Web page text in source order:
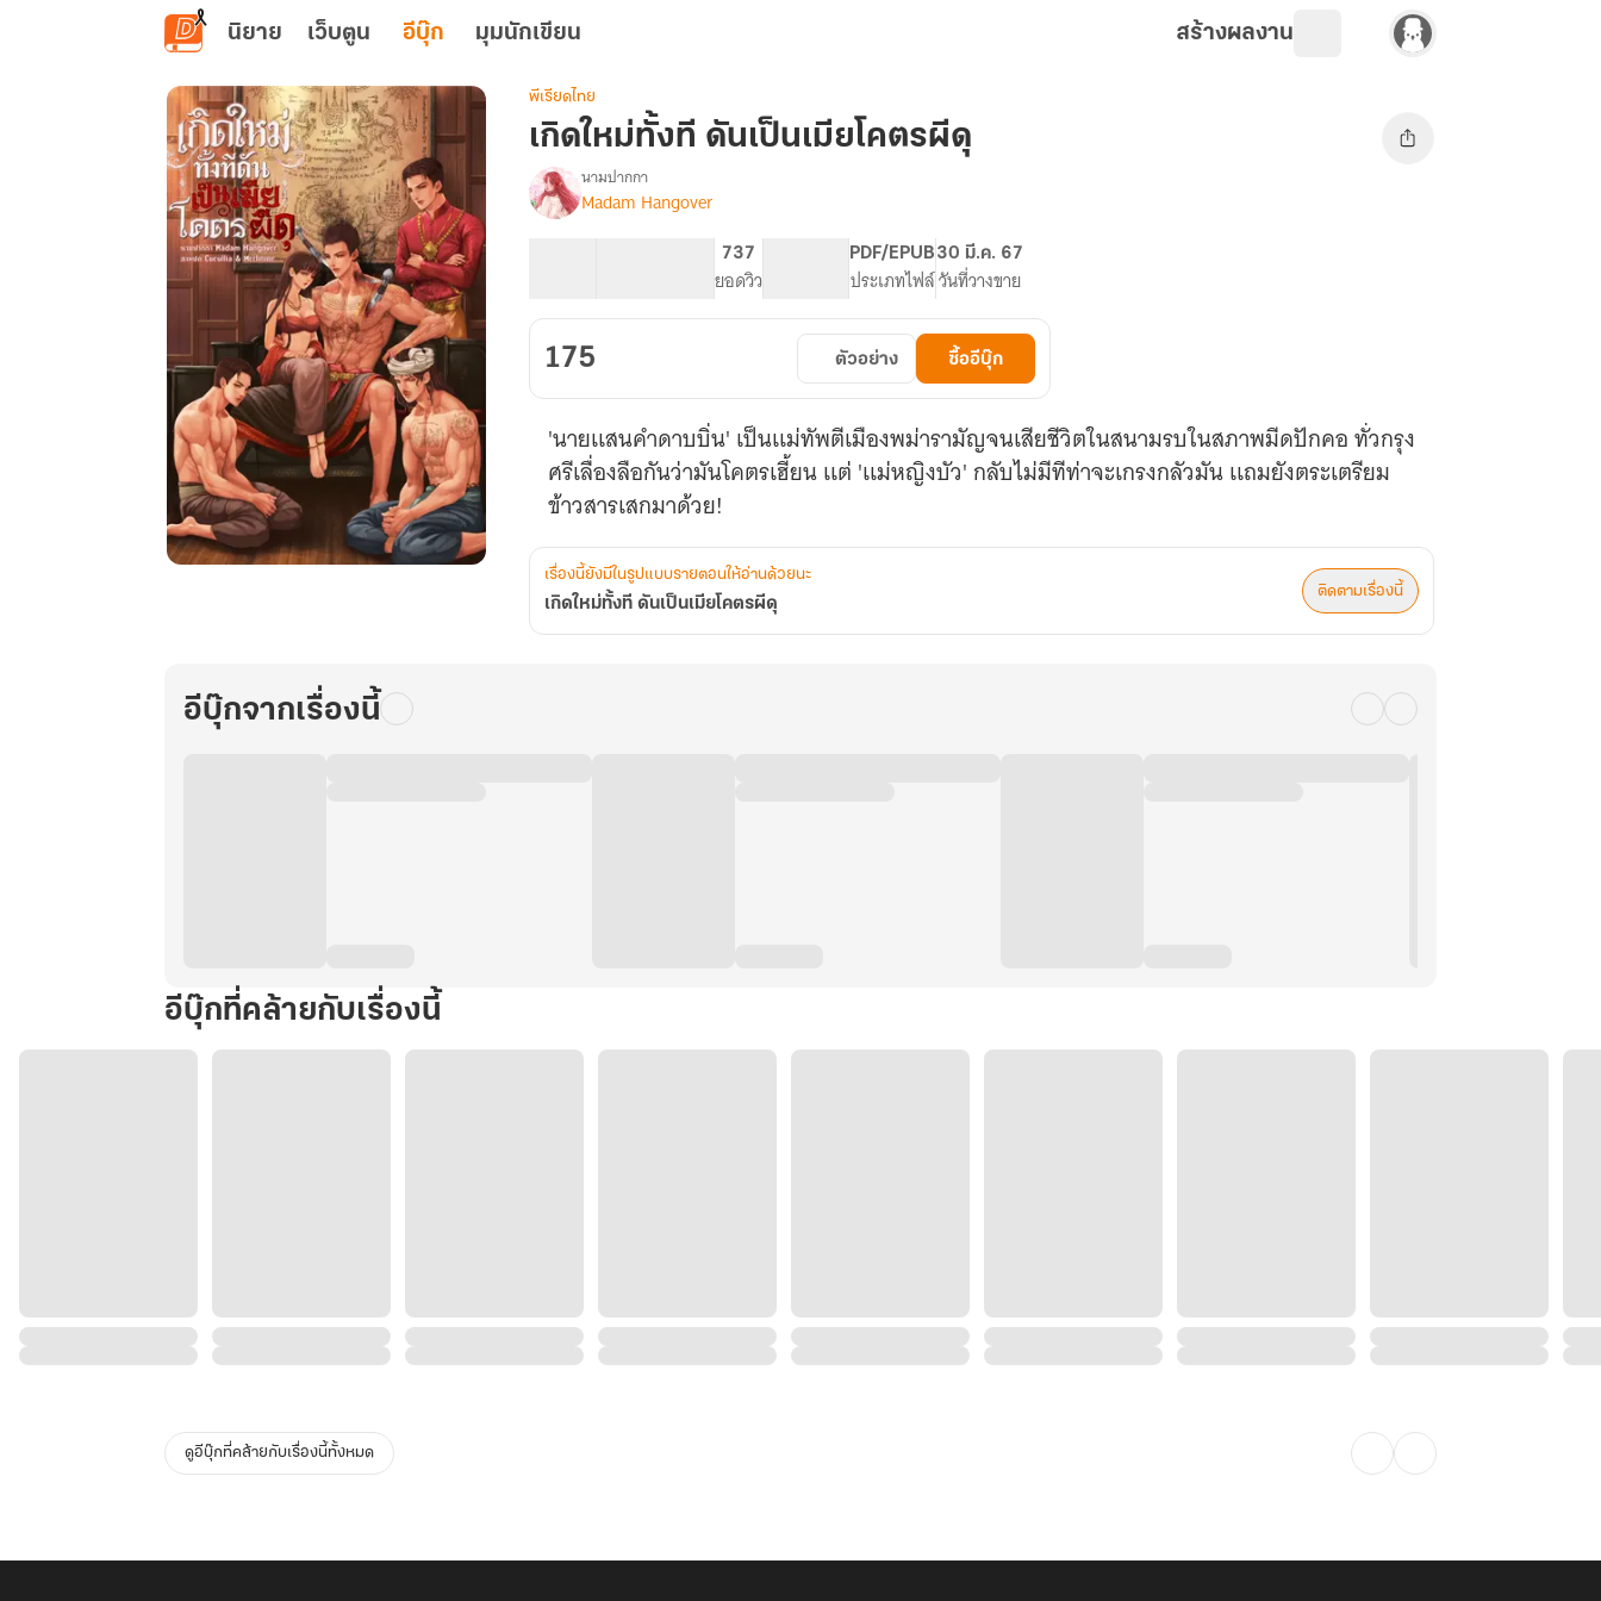
ข้ามไปยังเนื้อหาหลัก
นิยาย เว็บตูน อีบุ๊ก มุมนักเขียน สร้างผลงาน
เป็น
เมีย
พีเรียดไทย
เกิดใหม่ทั้งที ดันเป็นเมียโคตรผีดุ
เรื่อง
เกิด
เป็น
เมีย
โคตร
ผีดุ
นามปากกา
Madam Hangover
737
ยอดวิว
PDF/EPUB
ประเภทไฟล์
30 มี.ค. 67
วันที่วางขาย
175 ตัวอย่าง ซื้ออีบุ๊ก
'นายเเสนคำดาบบิ่น' เป็นเเม่ทัพตีเมืองพม่ารามัญจนเสียชีวิตในสนามรบในสภาพมีดปักคอ ทั่วกรุง
ศรีเลื่องลือกันว่ามันโคตรเฮี้ยน เเต่ 'เเม่หญิงบัว' กลับไม่มีทีท่าจะเกรงกลัวมัน เเถมยังตระเตรียม
ข้าวสารเสกมาด้วย!
เรื่องนี้ยังมีในรูปแบบรายตอนให้อ่านด้วยนะ
เกิดใหม่ทั้งที ดันเป็นเมียโคตรผีดุ
ติดตามเรื่องนี้
อีบุ๊กจากเรื่องนี้
อีบุ๊กที่คล้ายกับเรื่องนี้
ดูอีบุ๊กที่คล้ายกับเรื่องนี้ทั้งหมด